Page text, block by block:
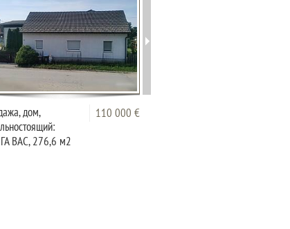
110 000 €
дом,
ВАС, 276,6 м2